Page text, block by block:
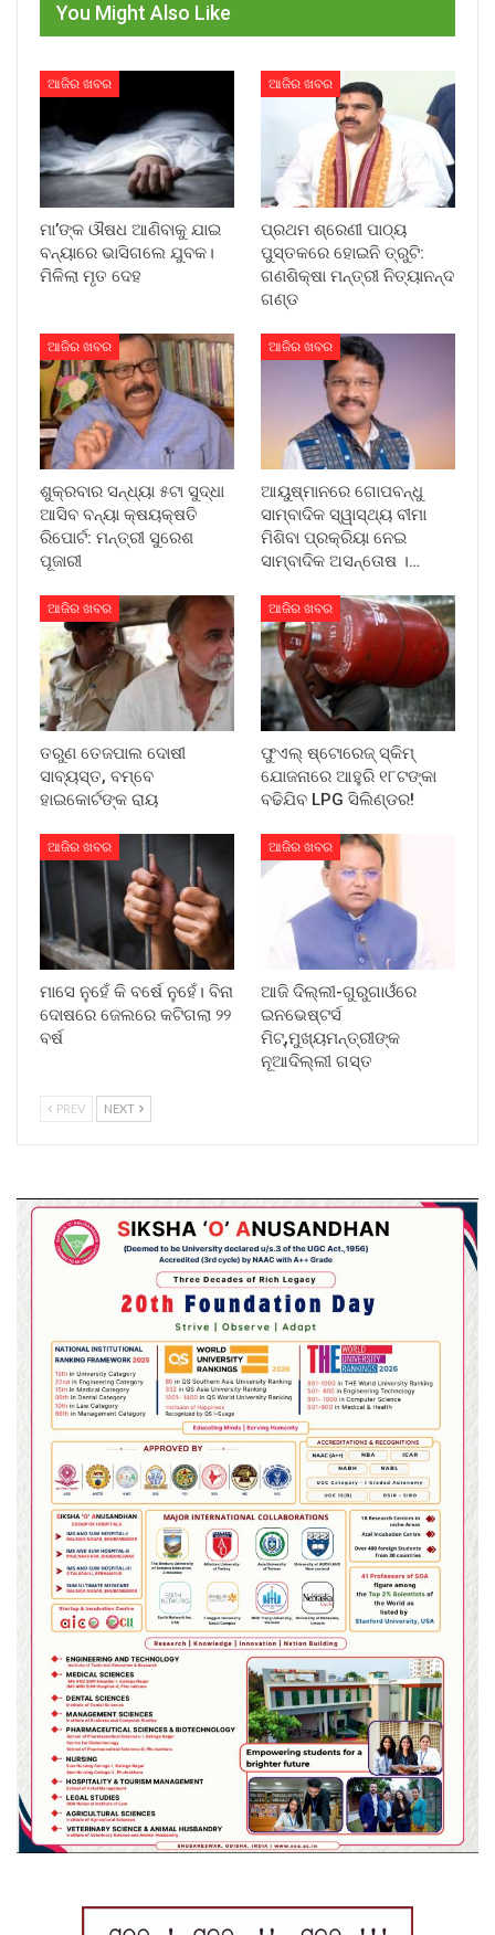
You Might Also Like
ଆଜିର ଖବର
ମା’ଙ୍କ ଔଷଧ ଆଣିବାକୁ ଯାଇ
ବନ୍ୟାରେ ଭାସିଗଲେ ଯୁବକ।
ମିଳିଲା ମୃତ ଦେହ
ଆଜିର ଖବର
ପ୍ରଥମ ଶ୍ରେଣୀ ପାଠ୍ୟ
ପୁସ୍ତକରେ ହୋଇନି ତ୍ରୁଟି:
ଗଣଶିକ୍ଷା ମନ୍ତ୍ରୀ ନିତ୍ୟାନନ୍ଦ
ଗଣ୍ଡ
ଆଜିର ଖବର
ଶୁକ୍ରବାର ସନ୍ଧ୍ୟା ୫ଟା ସୁଦ୍ଧା
ଆସିବ ବନ୍ୟା କ୍ଷୟକ୍ଷତି
ରିପୋର୍ଟ: ମନ୍ତ୍ରୀ ସୁରେଶ
ପୂଜାରୀ
ଆଜିର ଖବର
ଆୟୁଷ୍ମାନରେ ଗୋପବନ୍ଧୁ
ସାମ୍ବାଦିକ ସ୍ୱାସ୍ଥ୍ୟ ବୀମା
ମିଶିବା ପ୍ରକ୍ରିୟା ନେଇ
ସାମ୍ବାଦିକ ଅସନ୍ତୋଷ ।…
ଆଜିର ଖବର
ତରୁଣ ତେଜପାଲ ଦୋଷୀ
ସାବ୍ୟସ୍ତ, ବମ୍ବେ
ହାଇକୋର୍ଟଙ୍କ ରାୟ
ଆଜିର ଖବର
ଫୁଏଲ୍ ଷ୍ଟୋରେଜ୍ ସ୍କିମ୍
ଯୋଜନାରେ ଆହୁରି ୧୮ଟଙ୍କା
ବଢିଯିବ LPG ସିଲିଣ୍ଡର!
ଆଜିର ଖବର
ମାସେ ନୁହେଁ କି ବର୍ଷେ ନୁହେଁ। ବିନା
ଦୋଷରେ ଜେଲରେ କଟିଗଲା ୨୨
ବର୍ଷ
ଆଜିର ଖବର
ଆଜି ଦିଲ୍ଲୀ-ଗୁରୁଗାଓଁରେ
ଇନଭେଷ୍ଟର୍ସ
ମିଟ୍,ମୁଖ୍ୟମନ୍ତ୍ରୀଙ୍କ
ନୂଆଦିଲ୍ଲୀ ଗସ୍ତ
PREV NEXT